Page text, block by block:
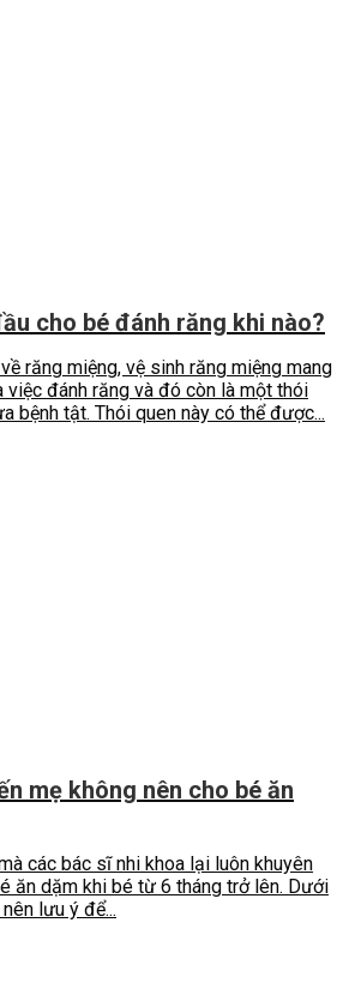
cho bé đánh răng khi nào?
răng miệng, vệ sinh răng miệng mang
việc đánh răng và đó còn là một thói
bệnh tật. Thói quen này có thể được...
mẹ không nên cho bé ăn
các bác sĩ nhi khoa lại luôn khuyên
ăn dặm khi bé từ 6 tháng trở lên. Dưới
lưu ý để...